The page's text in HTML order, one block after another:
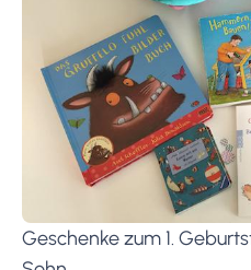
Geschenke zum 1.